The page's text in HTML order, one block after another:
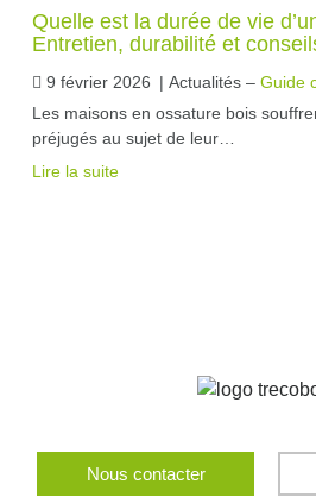
Quelle est la durée de vie
Entretien, durabilité et
9 février 2026 | Actualités – Guide
Les maisons en ossature bois
préjugés au sujet de leur…
Lire la suite
Nous contacter